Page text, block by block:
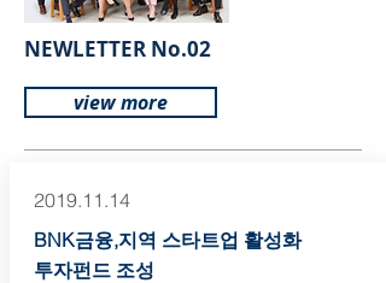
NEWLETTER No.02
view more
2019.11.14
BNK금융,지역 스타트업 활성화
투자펀드 조성